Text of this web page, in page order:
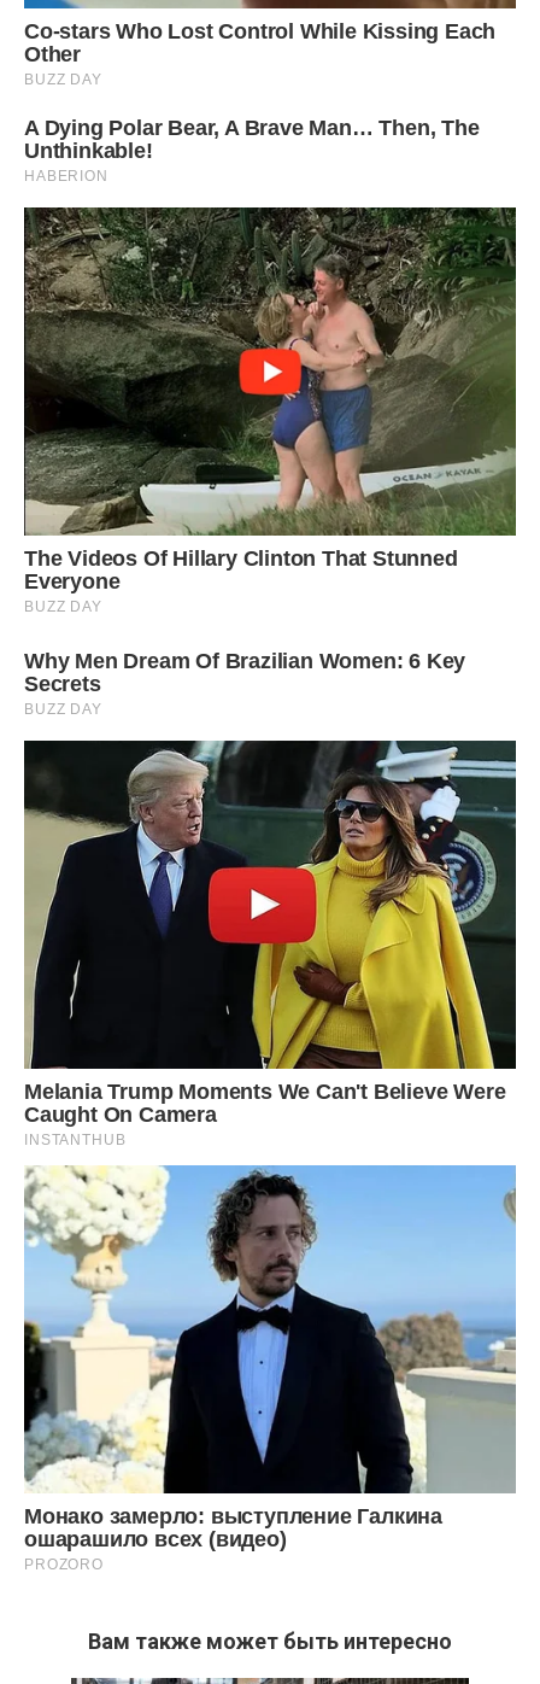
Вам также может быть интересно